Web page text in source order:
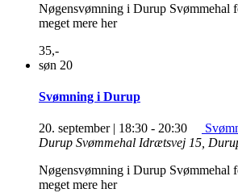
Nøgensvømning i Durup Svømmehal
meget mere her
35,-
søn 20
Svømning i Durup
20. september | 18:30 - 20:30
Durup Svømmehal Idrætsvej 15,
Nøgensvømning i Durup Svømmehal
meget mere her